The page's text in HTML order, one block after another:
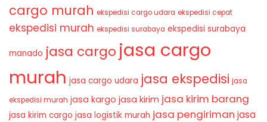
cargo murah ekspedisi cargo udara ekspedisi cepat
ekspedisi murah ekspedisi surabaya ekspedisi surabaya
manado jasa cargo jasa cargo
murah jasa cargo udara jasa ekspedisi jasa
ekspedisi murah jasa kargo jasa kirim jasa kirim barang
jasa kirim cargo jasa logistik murah jasa pengiriman jasa